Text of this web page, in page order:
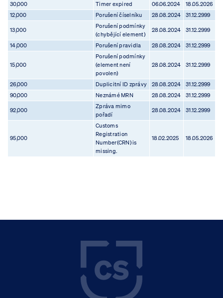
30,000
Timer expired 06.06.2024
18.05.2026
12,000
Porušení číselníku 28.08.2024 31.12.2999
13,000
Porušení podmínky
(chybějící element)
28.08.2024 31.12.2999
14,000 Porušení pravidla 28.08.2024 31.12.2999
15,000
Porušení podmínky
(element není
povolen)
28.08.2024 31.12.2999
26,000 Duplicitní ID zprávy 28.08.2024
31.12.2999
90,000
Neznámé MRN 28.08.2024 31.12.2999
92,000
Zpráva mimo
pořadí
28.08.2024 31.12.2999
95,000
Customs
Registration
Number(CRN) is
missing.
18.02.2025 18.05.2026